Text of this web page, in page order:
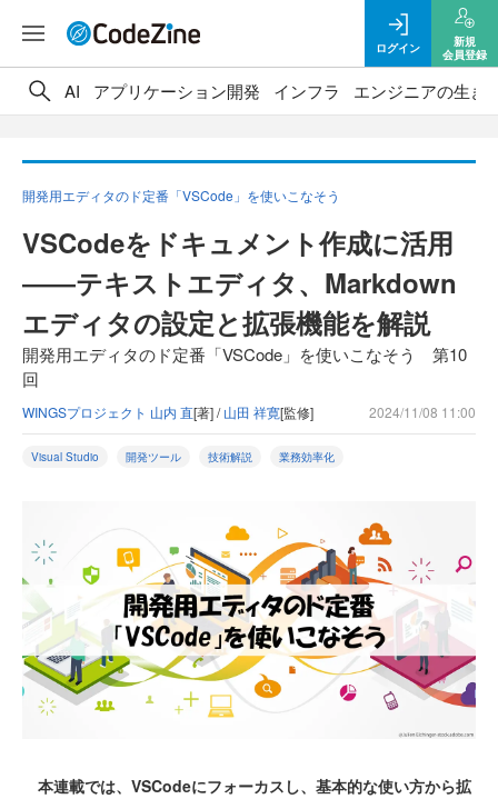
ログイン
新規
会員登録
AI アプリケーション開発 インフラ エンジニアの生き
開発用エディタのド定番「VSCode」を使いこなそう
VSCodeをドキュメント作成に活用
――テキストエディタ、Markdown
エディタの設定と拡張機能を解説
開発用エディタのド定番「VSCode」を使いこなそう 第10
回
WINGSプロジェクト 山内 直[著] /山田 祥寛[監修] 2024/11/08 11:00
Visual Studio 開発ツール 技術解説 業務効率化
本連載では、VSCodeにフォーカスし、基本的な使い方から拡